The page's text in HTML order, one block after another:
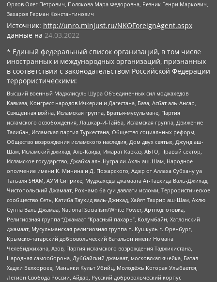
Орлов Олег Петрович, Полякова Мара Федоровна, Резник Генри Маркович,
Захаров Герман Константинович
Источник: http://unro.minjust.ru/NKOForeignAgent.aspx
данные на 24.03.2022
* Единый федеральный список организаций, в том числе
иностранных и международных организаций, признанных
в соответствии с законодательством Российской Федерации
террористическими:
Высший военный Маджлисуль Шура Объединенных сил моджахедов
Кавказа, Конгресс народов Ичкерии и Дагестана, База, Асбат аль-Ансар,
Священная война, Исламская группа, Братья-мусульмане, Партия
исламского освобождения, Лашкар-И-Тайба, Исламская группа, Движение
Талибан, Исламская партия Туркестана, Общество социальных реформ,
Общество возрождения исламского наследия, Дом двух святых, Джунд аш-
Шам, Исламский джихад, Аль-Каида, Имарат Кавказ, АБТО, Правый сектор,
Исламское государство, Джабха аль-Нусра ли-Ахль аш-Шам, Народное
ополчение имени К. Минина и Д. Пожарского, Аджр от Аллаха Субхану уа
Тагьаля SHAM, АУМ Синрике, Муджахеды джамаата Ат-Тавхида Валь-Джихад,
Чистопольский Джамаат, Рохнамо ба суи давлати исломи, Террористическое
сообщество Сеть, Катиба Таухид валь-Джихад, Хайят Тахрир аш-Шам, Ахлю
Сунна Валь Джамаа, National Socialism/White Power, Артподготовка,
Религиозная группа “Джамаат “Красный пахарь”, Колумбайн, Хатлонский
джамаат, Мусульманская религиозная группа п. Кушкуль г. Оренбург,
Крымско-татарский добровольческий батальон имени Номана
Челебиджихана, Азов, Партия исламского возрождения Таджикистана,
Народная самооборона, Дуббайский джамаат, московская ячейка, Батал-
Хаджи Белхороев, Маньяки Культ Убийц, Молодёжь Которая Улыбается,
Легион Свобода России, Айдар, Русский добровольческий корпус